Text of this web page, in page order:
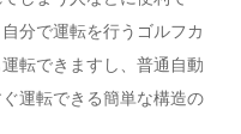
分で運転を行うゴルフカ
転できますし、普通自動
運転できる簡単な構造の